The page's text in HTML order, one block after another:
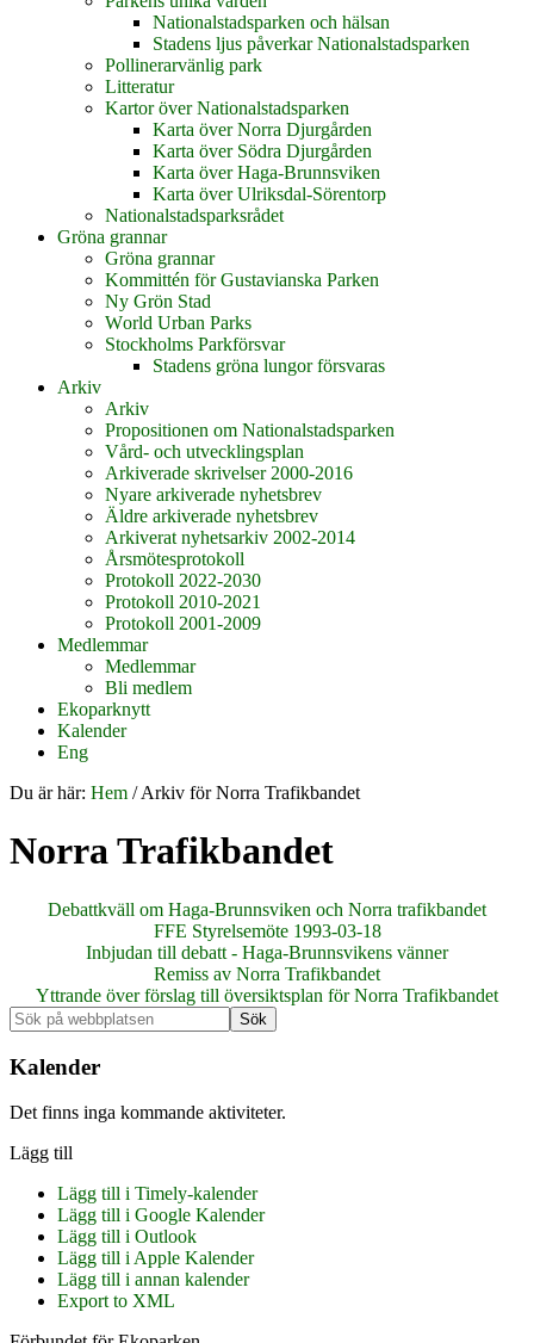
Nationalstadsparken och hälsan
Stadens ljus påverkar Nationalstadsparken
Pollinerarvänlig park
Litteratur
Kartor över Nationalstadsparken
Karta över Norra Djurgården
Karta över Södra Djurgården
Karta över Haga-Brunnsviken
Karta över Ulriksdal-Sörentorp
Nationalstadsparksrådet
Gröna grannar
Gröna grannar
Kommittén för Gustavianska Parken
Ny Grön Stad
World Urban Parks
Stockholms Parkförsvar
Stadens gröna lungor försvaras
Arkiv
Arkiv
Propositionen om Nationalstadsparken
Vård- och utvecklingsplan
Arkiverade skrivelser 2000-2016
Nyare arkiverade nyhetsbrev
Äldre arkiverade nyhetsbrev
Arkiverat nyhetsarkiv 2002-2014
Årsmötesprotokoll
Protokoll 2022-2030
Protokoll 2010-2021
Protokoll 2001-2009
Medlemmar
Medlemmar
Bli medlem
Ekoparknytt
Kalender
Eng
Du är här: Hem /Arkiv för Norra Trafikbandet
Norra Trafikbandet
Debattkväll om Haga-Brunnsviken och Norra trafikbandet
FFE Styrelsemöte 1993-03-18
Inbjudan till debatt - Haga-Brunnsvikens vänner
Remiss av Norra Trafikbandet
Yttrande över förslag till översiktsplan för Norra Trafikbandet
Primärt
sidofält
Sök
på
webbplatsen
Kalender
Det finns inga kommande aktiviteter.
Lägg till
Lägg till i Timely-kalender
Lägg till i Google Kalender
Lägg till i Outlook
Lägg till i Apple Kalender
Lägg till i annan kalender
Export to XML